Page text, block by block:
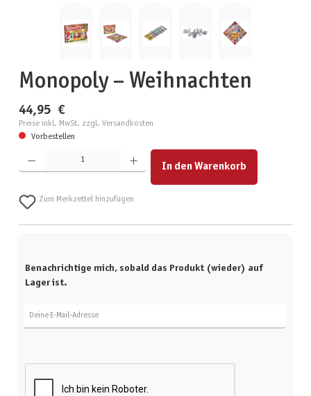
Monopoly – Weihnachten
44,95 €
Preise inkl. MwSt. zzgl. Versandkosten
Vorbestellen
Produkt Anzahl: Gib den gewünschten Wert ein oder benutze die Schaltflächen um die Anzahl zu
In den Warenkorb
Zum Merkzettel hinzufügen
Benachrichtige mich, sobald das Produkt (wieder) auf
Lager ist.